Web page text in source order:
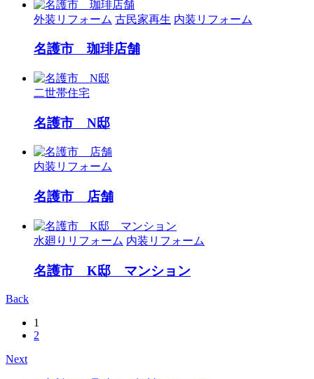
外装リフォーム 古民家再生 内装リフォーム
名護市 珈琲店舗
二世帯住宅
名護市 N邸
内装リフォーム
名護市 店舗
水廻りリフォーム 内装リフォーム
名護市 K邸 マンション
Back
1
2
Next